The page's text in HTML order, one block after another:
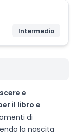
Intermedio
e
il libro e
di
la nascita